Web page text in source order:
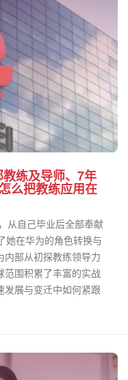
教练及导师、7年
么把教练应用在
从自己毕业后全部奉献
她在华为的角色转换与
内部从初探教练领导力
范围积累了丰富的实战
展与变迁中如何紧跟